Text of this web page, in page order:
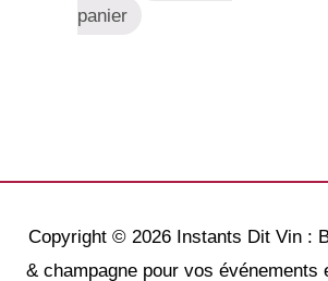
panier
Copyright © 2026 Instants Dit Vin :
& champagne pour vos événements